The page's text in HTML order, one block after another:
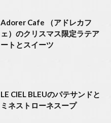
Adorer Cafe （アドレカフ
ェ）のクリスマス限定ラテア
ートとスイーツ
LE CIEL BLEUのパテサンドと
ミネストローネスープ